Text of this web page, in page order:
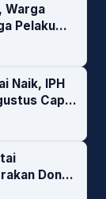
Warga
Pelaku
Naik, IPH
Capai
Ayub
Donor